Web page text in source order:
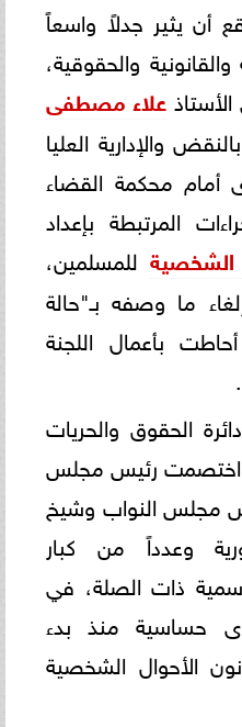
أن يثير جدلاً واسعاً
والحقوقية،
علاء مصطفى
والإدارية العليا
أمام محكمة القضاء
المرتبطة بإعداد
الشخصيةللمسلمين،
ما وصفه بـ"حالة
بأعمال اللجنة
الحقوق والحريات
اختصمت رئيس مجلس
مجلس النواب وشيخ
وعدداً من كبار
ذات الصلة، في
حساسية منذ بدء
الأحوال الشخصية